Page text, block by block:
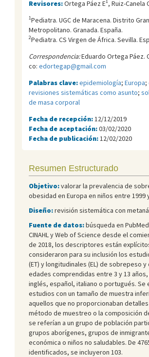
Revisores:Ortega Páez E1, Ruiz-Canela
1Pediatra. UGC de Maracena. Distrito
Metropolitano. Granada. España.
2Pediatra. CS Virgen de África. Sevilla.
Correspondencia:Eduardo Ortega Páez.
co: edortegap@gmail.com
Palabras clave:epidemiología; Europa;
revisiones sistemáticas como asunto;
de masa corporal
Fecha de recepción: 12/12/2019
Fecha de aceptación:03/02/2020
Fecha de publicación: 12/02/2020
Resumen Estructurado
Objetivo:valorar la prevalencia de
obesidad en Europa en niños entre 1999
Diseño:revisión sistemática con
Fuente de datos:búsqueda en
CINAHL y Web of Science desde el
de 2018, los descriptores están
consideraron para su inclusión los
(ET) y longitudinales (EL) de sobrepeso
edades comprendidas entre 3 y 13
inglés, español, italiano o portugués. Se
estudios con un tamaño de muestra
aquellos que no proporcionaban
método de muestreo o la composición
se referían a un grupo de población
grupos aborígenes, grupos de
económica o niños no saludables. De
identificados, se incluyeron 103.